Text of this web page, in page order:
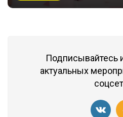
Подписывайтесь
актуальных